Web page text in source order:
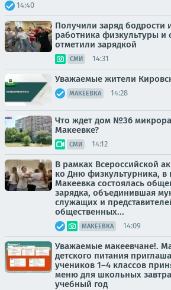
14:40
Получили заряд бодрости
работника физкультуры и
отметили зарядкой
СМИ 14:31
Уважаемые жители
МАКЕЕВКА 14:28
Что ждет дом №36
Макеевке?
СМИ 14:12
В рамках Всероссийской
ко Дню физкультурника, в
Макеевка состоялась
зарядка, объединившая
служащих и
общественных...
МАКЕЕВКА 14:09
Уважаемые макеевчане!.
детского питания
учеников 1–4 классов
меню для школьных
учебный год